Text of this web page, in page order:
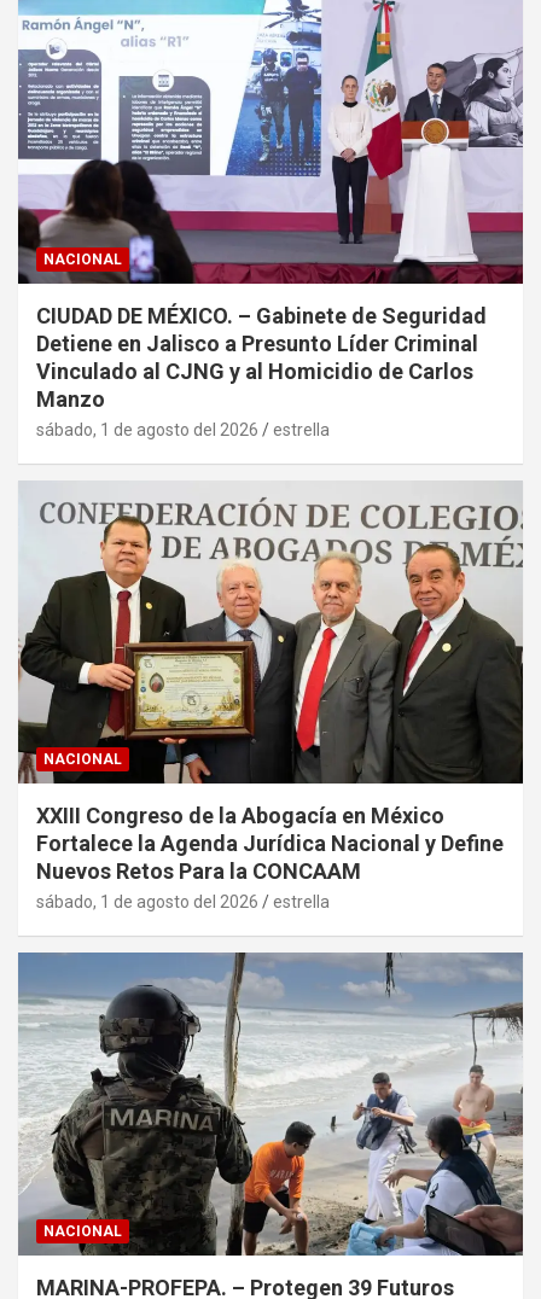
NACIONAL
CIUDAD DE MÉXICO. – Gabinete de Seguridad
Detiene en Jalisco a Presunto Líder Criminal
Vinculado al CJNG y al Homicidio de Carlos
Manzo
sábado, 1 de agosto del 2026 estrella
NACIONAL
XXIII Congreso de la Abogacía en México
Fortalece la Agenda Jurídica Nacional y Define
Nuevos Retos Para la CONCAAM
sábado, 1 de agosto del 2026 estrella
NACIONAL
MARINA-PROFEPA. – Protegen 39 Futuros